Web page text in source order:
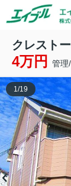
クレスト
4万円 管理
1/19